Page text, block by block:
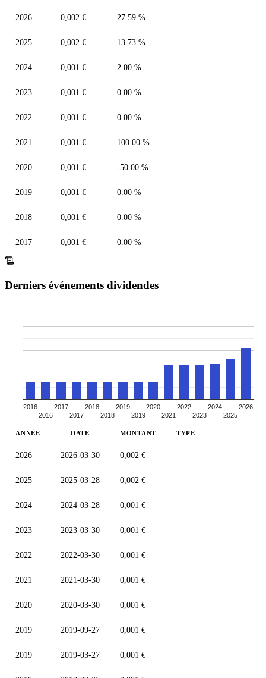
2026 0,002 € 27.59 %
2025 0,002 € 13.73 %
2024 0,001 € 2.00 %
2023 0,001 € 0.00 %
2022 0,001 € 0.00 %
2021 0,001 € 100.00 %
2020 0,001 € -50.00 %
2019 0,001 € 0.00 %
2018 0,001 € 0.00 %
2017 0,001 € 0.00 %
Derniers événements dividendes
2016
2016
2017
2017
2018
2018
2019
2019
2020
2021
2022
2023
2024
2025
2026
ANNÉE DATE MONTANT TYPE
2026 2026-03-30 0,002 €
2025 2025-03-28 0,002 €
2024 2024-03-28 0,001 €
2023 2023-03-30 0,001 €
2022 2022-03-30 0,001 €
2021 2021-03-30 0,001 €
2020 2020-03-30 0,001 €
2019 2019-09-27 0,001 €
2019 2019-03-27 0,001 €